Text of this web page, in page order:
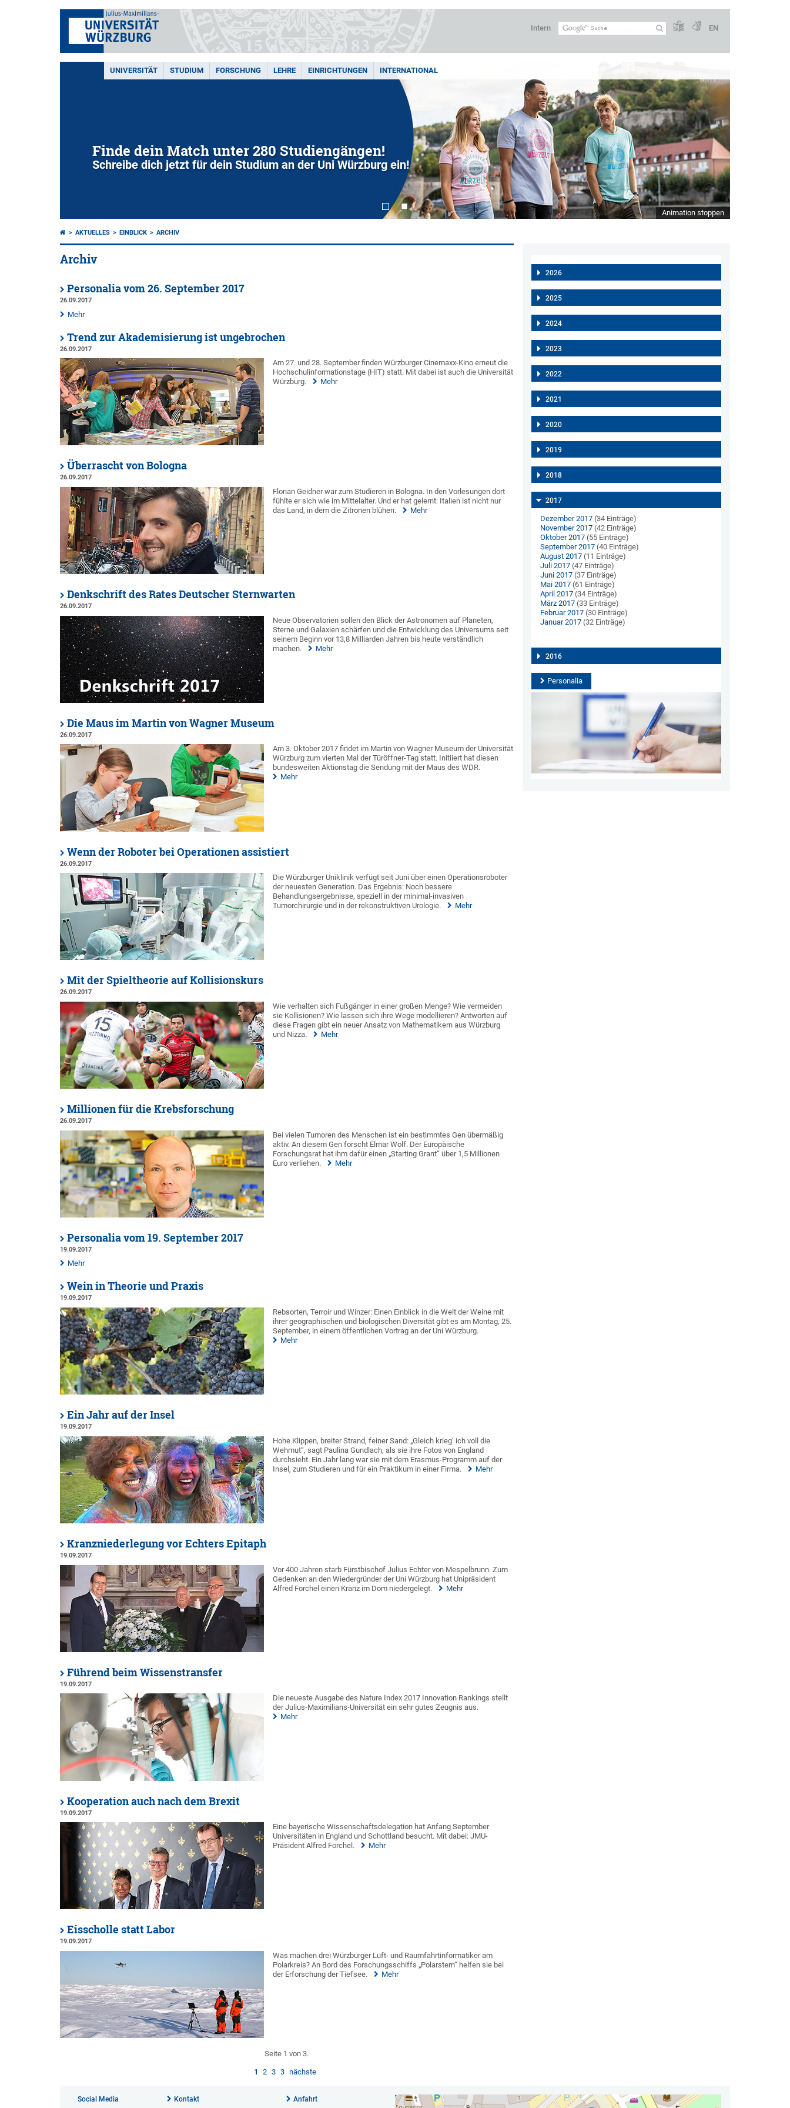
Intern EN
UNIVERSITÄT STUDIUM FORSCHUNG LEHRE EINRICHTUNGEN INTERNATIONAL
Finde dein Match unter 280 Studiengängen!
Schreibe dich jetzt für dein Studium an der Uni Würzburg ein!
Animation stoppen
AKTUELLES EINBLICK ARCHIV
Archiv
Personalia vom 26. September 2017
26.09.2017
Mehr
Trend zur Akademisierung ist ungebrochen
26.09.2017
Am 27. und 28. September finden Würzburger Cinemaxx-Kino erneut die
Hochschulinformationstage (HIT) statt. Mit dabei ist auch die Universität
Würzburg.
Mehr
Überrascht von Bologna
26.09.2017
Florian Geidner war zum Studieren in Bologna. In den Vorlesungen dort
fühlte er sich wie im Mittelalter. Und er hat gelernt: Italien ist nicht nur
das Land, in dem die Zitronen blühen.
Mehr
Denkschrift des Rates Deutscher Sternwarten
26.09.2017
Neue Observatorien sollen den Blick der Astronomen auf Planeten,
Sterne und Galaxien schärfen und die Entwicklung des Universums seit
seinem Beginn vor 13,8 Milliarden Jahren bis heute verständlich
machen.
Mehr
Die Maus im Martin von Wagner Museum
26.09.2017
Am 3. Oktober 2017 findet im Martin von Wagner Museum der Universität
Würzburg zum vierten Mal der Türöffner-Tag statt. Initiiert hat diesen
bundesweiten Aktionstag die Sendung mit der Maus des WDR.
Mehr
Wenn der Roboter bei Operationen assistiert
26.09.2017
Die Würzburger Uniklinik verfügt seit Juni über einen Operationsroboter
der neuesten Generation. Das Ergebnis: Noch bessere
Behandlungsergebnisse, speziell in der minimal-invasiven
Tumorchirurgie und in der rekonstruktiven Urologie.
Mehr
Mit der Spieltheorie auf Kollisionskurs
26.09.2017
Wie verhalten sich Fußgänger in einer großen Menge? Wie vermeiden
sie Kollisionen? Wie lassen sich ihre Wege modellieren? Antworten auf
diese Fragen gibt ein neuer Ansatz von Mathematikern aus Würzburg
und Nizza.
Mehr
Millionen für die Krebsforschung
26.09.2017
Bei vielen Tumoren des Menschen ist ein bestimmtes Gen übermäßig
aktiv. An diesem Gen forscht Elmar Wolf. Der Europäische
Forschungsrat hat ihm dafür einen „Starting Grant“ über 1,5 Millionen
Euro verliehen.
Mehr
Personalia vom 19. September 2017
19.09.2017
Mehr
Wein in Theorie und Praxis
19.09.2017
Rebsorten, Terroir und Winzer: Einen Einblick in die Welt der Weine mit
ihrer geographischen und biologischen Diversität gibt es am Montag, 25.
September, in einem öffentlichen Vortrag an der Uni Würzburg.
Mehr
Ein Jahr auf der Insel
19.09.2017
Hohe Klippen, breiter Strand, feiner Sand: „Gleich krieg‘ ich voll die
Wehmut“, sagt Paulina Gundlach, als sie ihre Fotos von England
durchsieht. Ein Jahr lang war sie mit dem Erasmus-Programm auf der
Insel, zum Studieren und für ein Praktikum in einer Firma.
Mehr
Kranzniederlegung vor Echters Epitaph
19.09.2017
Vor 400 Jahren starb Fürstbischof Julius Echter von Mespelbrunn. Zum
Gedenken an den Wiedergründer der Uni Würzburg hat Unipräsident
Alfred Forchel einen Kranz im Dom niedergelegt.
Mehr
Führend beim Wissenstransfer
19.09.2017
Die neueste Ausgabe des Nature Index 2017 Innovation Rankings stellt
der Julius-Maximilians-Universität ein sehr gutes Zeugnis aus.
Mehr
Kooperation auch nach dem Brexit
19.09.2017
Eine bayerische Wissenschaftsdelegation hat Anfang September
Universitäten in England und Schottland besucht. Mit dabei: JMU-
Präsident Alfred Forchel.
Mehr
Eisscholle statt Labor
19.09.2017
Was machen drei Würzburger Luft- und Raumfahrtinformatiker am
Polarkreis? An Bord des Forschungsschiffs „Polarstern“ helfen sie bei
der Erforschung der Tiefsee.
Mehr
Seite 1 von 3.
1 2 3 3 nächste
2026
2025
2024
2023
2022
2021
2020
2019
2018
2017
Dezember 2017(34 Einträge)
November 2017(42 Einträge)
Oktober 2017(55 Einträge)
September 2017(40 Einträge)
August 2017(11 Einträge)
Juli 2017(47 Einträge)
Juni 2017(37 Einträge)
Mai 2017(61 Einträge)
April 2017(34 Einträge)
März 2017(33 Einträge)
Februar 2017(30 Einträge)
Januar 2017(32 Einträge)
2016
Personalia
Social Media Kontakt Anfahrt